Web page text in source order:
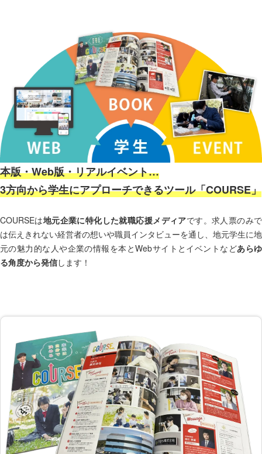
本版・Web版・リアルイベント…
3方向から学生にアプローチできるツール「COURSE」
COURSEは地元企業に特化した就職応援メディアです。求人票のみで
は伝えきれない経営者の想いや職員インタビューを通し、地元学生に地
元の魅力的な人や企業の情報を本とWebサイトとイベントなどあらゆ
る角度から発信します！